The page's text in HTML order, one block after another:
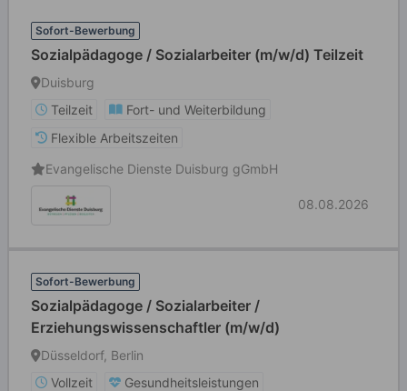
Sofort-Bewerbung
Sozialpädagoge / Sozialarbeiter (m/w/d) Teilzeit
Duisburg
Teilzeit
Fort- und Weiterbildung
Flexible Arbeitszeiten
Evangelische Dienste Duisburg gGmbH
08.08.2026
Sofort-Bewerbung
Sozialpädagoge / Sozialarbeiter /
Erziehungswissenschaftler (m/w/d)
Düsseldorf, Berlin
Vollzeit
Gesundheitsleistungen